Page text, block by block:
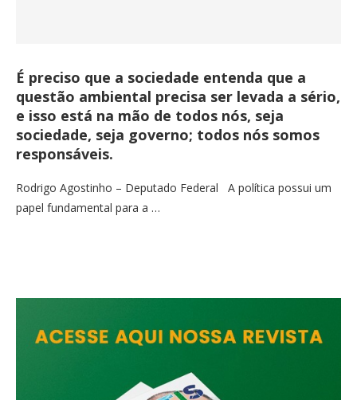
É preciso que a sociedade entenda que a
questão ambiental precisa ser levada a sério,
e isso está na mão de todos nós, seja
sociedade, seja governo; todos nós somos
responsáveis.
Rodrigo Agostinho – Deputado Federal A política possui um
papel fundamental para a …